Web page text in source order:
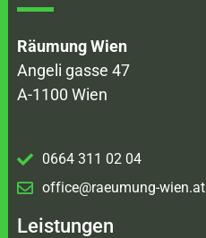
Räumung Wien
Angeli gasse 47
A-1100 Wien
0664 311 02 04
office@raeumung-wien.at
Leistungen